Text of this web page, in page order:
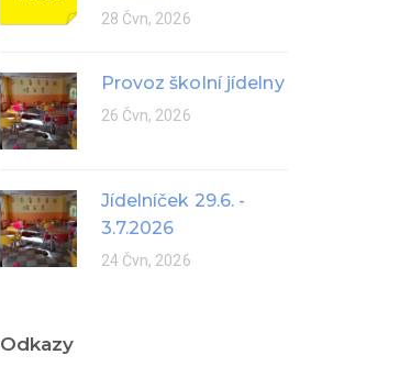
28 Čvn, 2026
Provoz školní jídelny
26 Čvn, 2026
Jídelníček 29.6. -
3.7.2026
24 Čvn, 2026
Odkazy